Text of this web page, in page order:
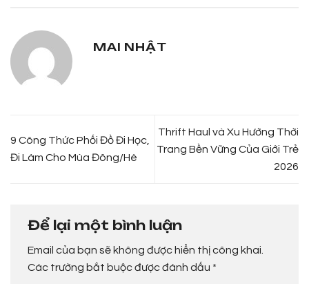
MAI NHẬT
9 Công Thức Phối Đồ Đi Học,
Đi Làm Cho Mùa Đông/Hè
Thrift Haul và Xu Hướng Thời
Trang Bền Vững Của Giới Trẻ
2026
Để lại một bình luận
Email của bạn sẽ không được hiển thị công khai.
Các trường bắt buộc được đánh dấu *